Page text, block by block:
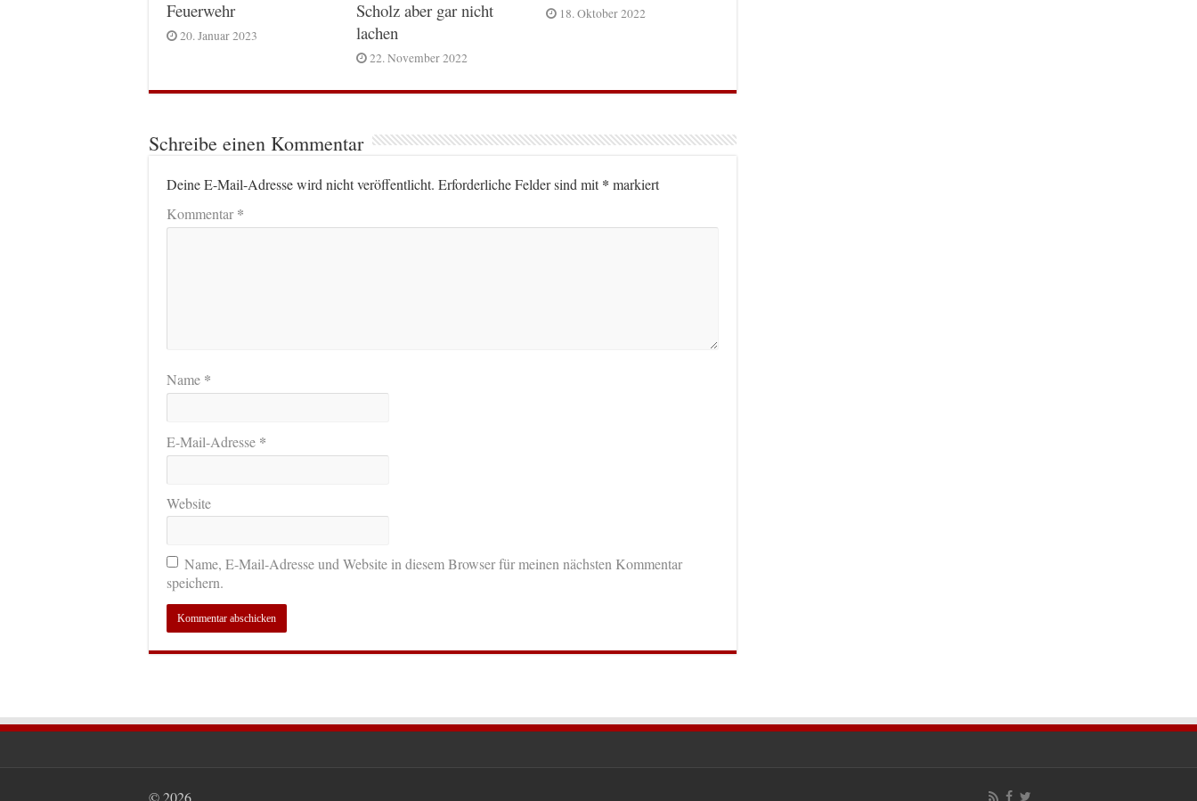
Feuerwehr
20. Januar 2023
Scholz aber gar nicht
lachen
22. November 2022
18. Oktober 2022
Schreibe einen Kommentar
Deine E-Mail-Adresse wird nicht veröffentlicht. Erforderliche Felder sind mit* markiert
Kommentar*
Name *
E-Mail-Adresse *
Website
Name, E-Mail-Adresse und Website in diesem Browser für meinen nächsten Kommentar
speichern.
© 2026